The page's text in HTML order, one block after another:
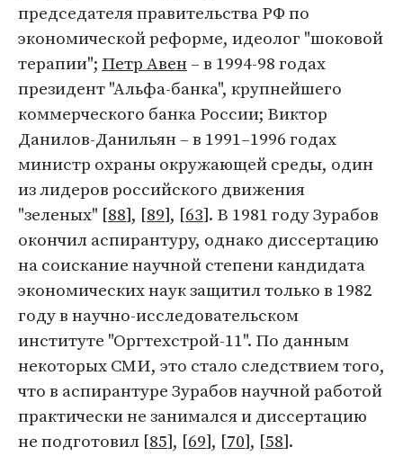
председателя правительства РФ по
экономической реформе, идеолог "шоковой
терапии"; Петр Авен– в 1994-98 годах
президент "Альфа-банка", крупнейшего
коммерческого банка России; Виктор
Данилов-Данильян – в 1991–1996 годах
министр охраны окружающей среды, один
из лидеров российского движения
"зеленых" [88], [89], [63]. В 1981 году Зурабов
окончил аспирантуру, однако диссертацию
на соискание научной степени кандидата
экономических наук защитил только в 1982
году в научно-исследовательском
институте "Оргтехстрой-11". По данным
некоторых СМИ, это стало следствием того,
что в аспирантуре Зурабов научной работой
практически не занимался и диссертацию
не подготовил [85], [69], [70], [58].